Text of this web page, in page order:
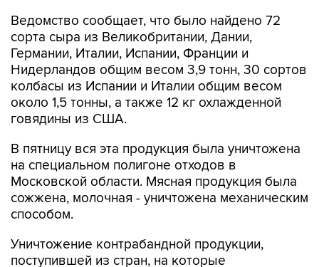
Ведомство сообщает, что было найдено 72
сорта сыра из Великобритании, Дании,
Германии, Италии, Испании, Франции и
Нидерландов общим весом 3,9 тонн, 30 сортов
колбасы из Испании и Италии общим весом
около 1,5 тонны, а также 12 кг охлажденной
говядины из США.
В пятницу вся эта продукция была уничтожена
на специальном полигоне отходов в
Московской области. Мясная продукция была
сожжена, молочная - уничтожена механическим
способом.
Уничтожение контрабандной продукции,
поступившей из стран, на которые